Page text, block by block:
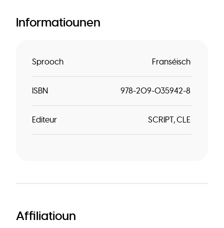
Informatiounen
Sprooch Franséisch
ISBN 978-209-035942-8
Editeur SCRIPT CLE
Affiliatioun